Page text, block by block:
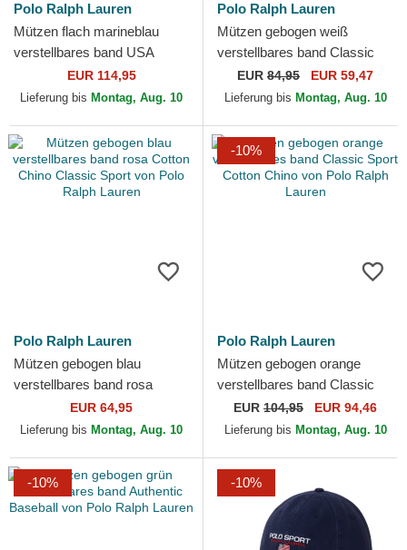
Polo Ralph Lauren
Mützen flach marineblau
verstellbares band USA
Appliqued Twill von Polo
Ralph Lauren
EUR 114,95
Lieferung bis Montag, Aug. 10
Polo Ralph Lauren
Mützen gebogen weiß
verstellbares band Classic
Sport von Polo Ralph Lauren
EUR 84,95 EUR 59,47
Lieferung bis Montag, Aug. 10
Polo Ralph Lauren
Mützen gebogen blau
verstellbares band rosa
Cotton Chino Classic Sport
von Polo Ralph Lauren
EUR 64,95
Lieferung bis Montag, Aug. 10
-10%
Polo Ralph Lauren
Mützen gebogen orange
verstellbares band Classic
Sport Cotton Chino von Polo
Ralph Lauren
EUR 104,95 EUR 94,46
Lieferung bis Montag, Aug. 10
-10% -10%